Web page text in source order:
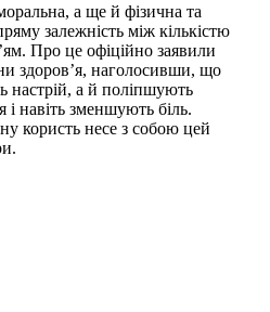
а ще й фізична та
залежність між кількістю
Про це офіційно заявили
здоров’я, наголосивши, що
а й поліпшують
навіть зменшують біль.
користь несе з собою цей